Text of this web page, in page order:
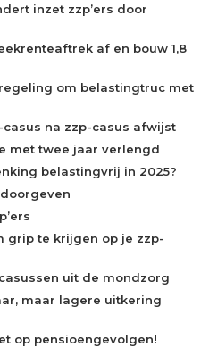
inzet zzp’ers door
af en bouw 1,8
om belastingtruc met
na zzp-casus afwijst
met twee jaar verlengd
belastingvrij in 2025?
grip te krijgen op je zzp-
uit de mondzorg
maar lagere uitkering
op pensioengevolgen!